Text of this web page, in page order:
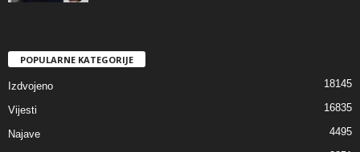
POPULARNE KATEGORIJE
Izdvojeno 18145
Vijesti 16835
Najave
4495